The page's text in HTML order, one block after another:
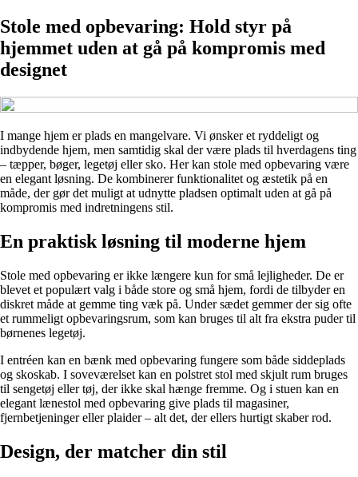
Stole med opbevaring: Hold styr på
hjemmet uden at gå på kompromis med
designet
I mange hjem er plads en mangelvare. Vi ønsker et ryddeligt og
indbydende hjem, men samtidig skal der være plads til hverdagens ting
– tæpper, bøger, legetøj eller sko. Her kan stole med opbevaring være
en elegant løsning. De kombinerer funktionalitet og æstetik på en
måde, der gør det muligt at udnytte pladsen optimalt uden at gå på
kompromis med indretningens stil.
En praktisk løsning til moderne hjem
Stole med opbevaring er ikke længere kun for små lejligheder. De er
blevet et populært valg i både store og små hjem, fordi de tilbyder en
diskret måde at gemme ting væk på. Under sædet gemmer der sig ofte
et rummeligt opbevaringsrum, som kan bruges til alt fra ekstra puder til
børnenes legetøj.
I entréen kan en bænk med opbevaring fungere som både siddeplads
og skoskab. I soveværelset kan en polstret stol med skjult rum bruges
til sengetøj eller tøj, der ikke skal hænge fremme. Og i stuen kan en
elegant lænestol med opbevaring give plads til magasiner,
fjernbetjeninger eller plaider – alt det, der ellers hurtigt skaber rod.
Design, der matcher din stil